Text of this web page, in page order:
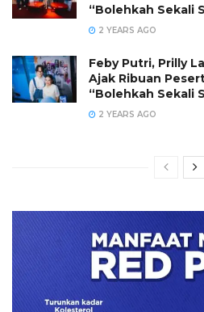
“Bolehkah Sekali
2 YEARS AGO
Feby Putri, Prilly
Ajak Ribuan
“Bolehkah Sekali
2 YEARS AGO